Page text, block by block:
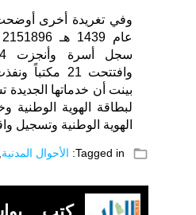
وفي تغريدة أخرى
بينت أن خدماتها الجديدة
لبطاقة الهوية الوطنية
الهوية الوطنية وتسجيل
folder_open
Tagged in: الأحوال المدنية